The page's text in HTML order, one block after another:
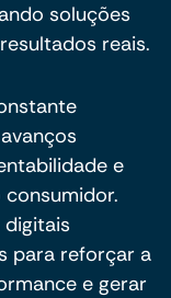
soluções
reais.
e
digitais
para reforçar a
e gerar